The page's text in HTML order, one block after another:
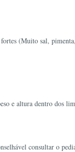
(Muito sal,
e altura dentro dos
consultar o